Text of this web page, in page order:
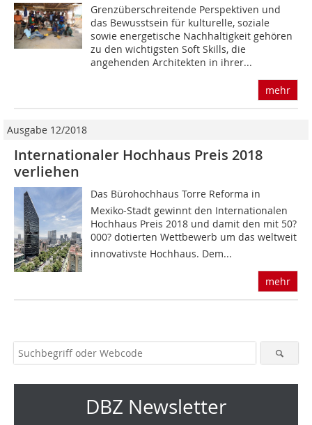
Grenzüberschreitende Perspektiven und
das Bewusstsein für kulturelle, soziale
sowie energetische Nachhaltigkeit gehören
zu den wichtigsten Soft Skills, die
angehenden Architekten in ihrer...
mehr
Ausgabe 12/2018
Internationaler Hochhaus Preis 2018
verliehen
Das Bürohochhaus Torre Reforma in
Mexiko-Stadt gewinnt den Internationalen
Hochhaus Preis 2018 und damit den mit 50?
000? dotierten Wettbewerb um das weltweit
innovativste Hochhaus. Dem...
mehr
DBZ Newsletter